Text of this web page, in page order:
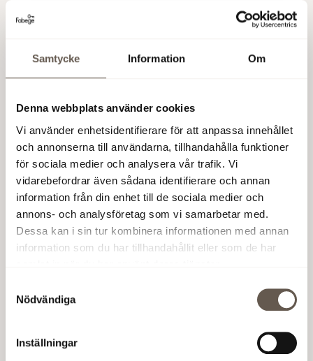
Samtycke Information Om
Denna webbplats använder cookies
Vi använder enhetsidentifierare för att anpassa innehållet
och annonserna till användarna, tillhandahålla funktioner
för sociala medier och analysera vår trafik. Vi
vidarebefordrar även sådana identifierare och annan
information från din enhet till de sociala medier och
annons- och analysföretag som vi samarbetar med.
Dessa kan i sin tur kombinera informationen med annan
information som du har tillhandahållit eller som de har
Nödvändiga
Inställningar
130m (2min) Arenan